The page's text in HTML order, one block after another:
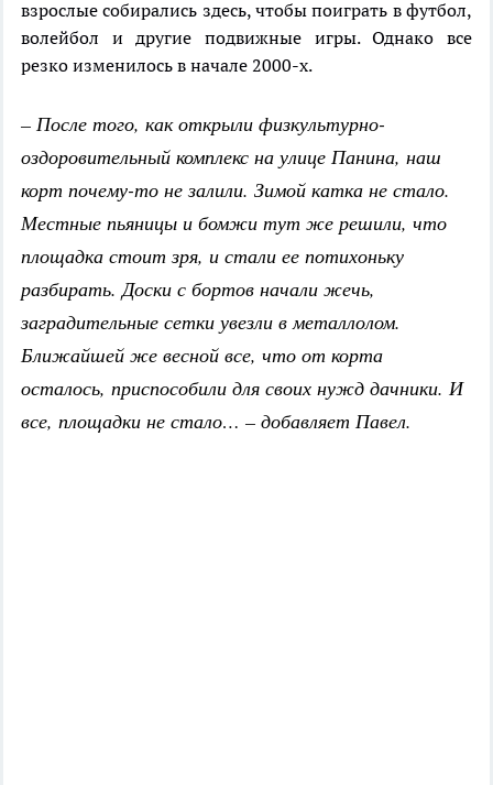
взрослые собирались здесь, чтобы поиграть в футбол,
волейбол и другие подвижные игры. Однако все
резко изменилось в начале 2000-х.
– После того, как открыли физкультурно-
оздоровительный комплекс на улице Панина, наш
корт почему-то не залили. Зимой катка не стало.
Местные пьяницы и бомжи тут же решили, что
площадка стоит зря, и стали ее потихоньку
разбирать. Доски с бортов начали жечь,
заградительные сетки увезли в металлолом.
Ближайшей же весной все, что от корта
осталось, приспособили для своих нужд дачники. И
все, площадки не стало… – добавляет Павел.